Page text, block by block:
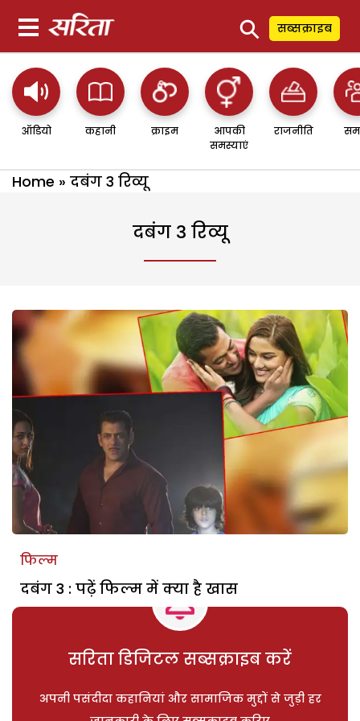
⚲ सब्सक्राइब
ऑडियो कहानी क्राइम
आपकी
समस्याएं
राजनीति
Home » दबंग 3 रिव्यू
दबंग 3 रिव्यू
फिल्म
दबंग 3 : पढ़ें फिल्म में क्या है खास
सरिता डिजिटल सब्सक्राइब करें
अपनी पसंदीदा कहानियां और सामाजिक मुद्दों से जुड़ी हर